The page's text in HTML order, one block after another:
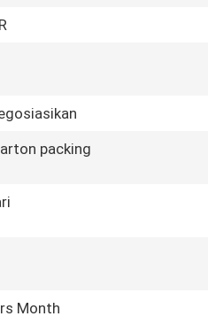
packing
Month